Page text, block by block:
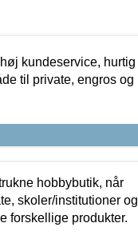
kundeservice, hurtig
til private, engros og
hobbybutik, når
skoler/institutioner og
forskellige produkter.